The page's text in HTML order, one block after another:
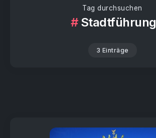
Tag durchsuchen
Stadtführung
3 Einträge